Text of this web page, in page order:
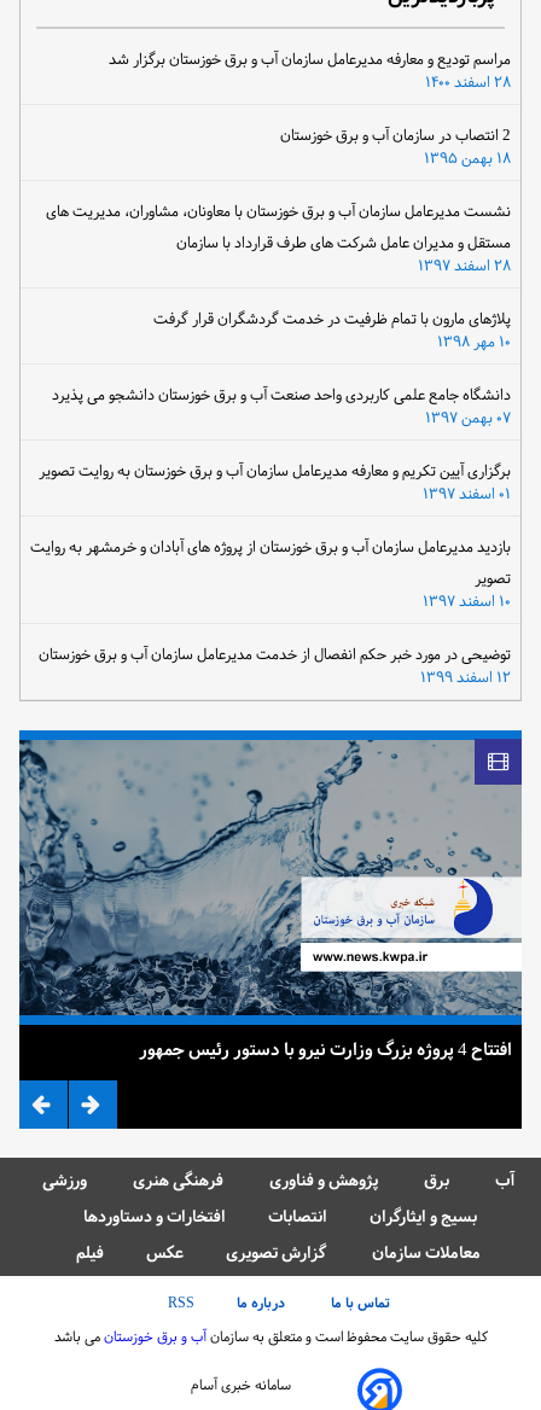
مراسم تودیع و معارفه مدیرعامل سازمان آب و برق خوزستان برگزار شد
۲۸ اسفند ۱۴۰۰
۱۸ بهمن ۱۳۹۵
نشست مدیرعامل سازمان آب و برق خوزستان با معاونان، مشاوران، مدیریت های
مستقل و مدیران عامل شرکت های طرف قرارداد با سازمان
۲۸ اسفند ۱۳۹۷
پلاژهای مارون با تمام ظرفیت در خدمت گردشگران قرار گرفت
دانشگاه جامع علمی کاربردی واحد صنعت آب و برق خوزستان دانشجو می پذیرد
۰۷ بهمن ۱۳۹۷
برگزاری آیین تکریم و معارفه مدیرعامل سازمان آب و برق خوزستان به روایت تصویر
بازدید مدیرعامل سازمان آب و برق خوزستان از پروژه های آبادان و خرمشهر به روایت
تصویر
توضیحی در مورد خبر حکم انفصال از خدمت مدیرعامل سازمان آب و برق خوزستان
۱۲ اسفند ۱۳۹۹
افتتاح 4 پروژه بزرگ وزارت نیرو با دستور رئیس جمهور
آب برق پژوهش و فناوری فرهنگی هنری
ورزشی
بسیج و ایثارگران
انتصابات
افتخارات و دستاوردها
معاملات سازمان
گزارش تصویری عکس فیلم
تماس با ما درباره ما
RSS
کلیه حقوق سایت محفوظ است و متعلق به سازمانآب و برق خوزستانمی باشد
سامانه خبری آسام